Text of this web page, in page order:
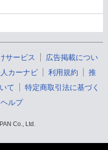
サービス
広告掲載につい
カーナビ 利用規約
推
て
特定商取引法に基づく
ヘルプ
Co., Ltd.